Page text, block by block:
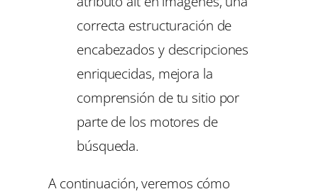
correcta estructuración de
encabezados y descripciones
enriquecidas, mejora la
comprensión de tu sitio por
parte de los motores de
búsqueda.
A continuación, veremos cómo